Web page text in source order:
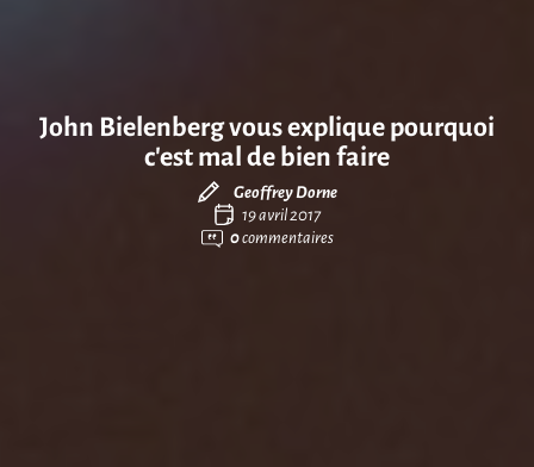
John Bielenberg vous explique pourquoi
c’est mal de bien faire
Geoffrey Dorne
19 avril 2017
0commentaires